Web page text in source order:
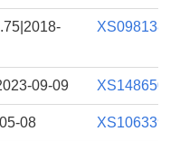
09-09
08